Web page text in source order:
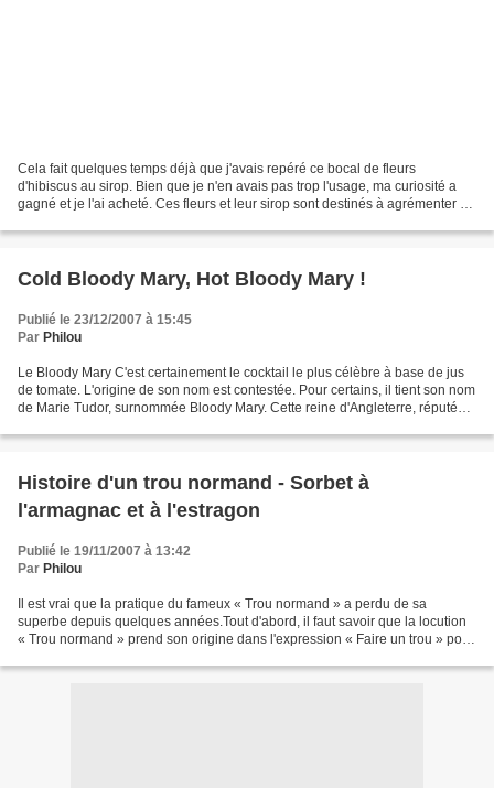
Cela fait quelques temps déjà que j'avais repéré ce bocal de fleurs
d'hibiscus au sirop. Bien que je n'en avais pas trop l'usage, ma curiosité a
gagné et je l'ai acheté. Ces fleurs et leur sirop sont destinés à agrémenter et
Cold Bloody Mary, Hot Bloody Mary !
Publié le 23/12/2007 à 15:45
Par Philou
Le Bloody Mary C'est certainement le cocktail le plus célèbre à base de jus
de tomate. L'origine de son nom est contestée. Pour certains, il tient son nom
de Marie Tudor, surnommée Bloody Mary. Cette reine d'Angleterre, réputée
Histoire d'un trou normand - Sorbet à
l'armagnac et à l'estragon
Publié le 19/11/2007 à 13:42
Par Philou
Il est vrai que la pratique du fameux « Trou normand » a perdu de sa
superbe depuis quelques années.Tout d'abord, il faut savoir que la locution
« Trou normand » prend son origine dans l'expression « Faire un trou » pour